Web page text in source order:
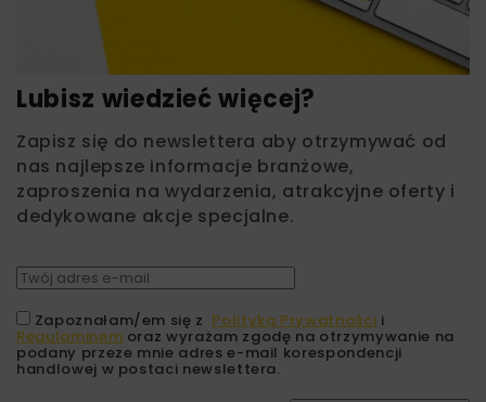
Lubisz wiedzieć więcej?
Zapisz się do newslettera aby otrzymywać od
nas najlepsze informacje branżowe,
zaproszenia na wydarzenia, atrakcyjne oferty i
dedykowane akcje specjalne.
Zapoznałam/em się z Polityką Prywatności i
Regulaminem oraz wyrażam zgodę na otrzymywanie na
podany przeze mnie adres e-mail korespondencji
handlowej w postaci newslettera.